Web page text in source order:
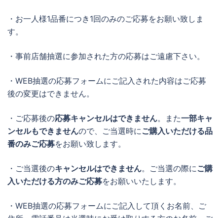
・お一人様1品番につき1回のみのご応募をお願い致しま
す。
・事前店舗抽選に参加された方の応募はご遠慮下さい。
・WEB抽選の応募フォームにご記入された内容はご応募
後の変更はできません。
・ご応募後の応募キャンセルはできません。また一部キャ
ンセルもできませんので、ご当選時にご購入いただける品
番のみご応募をお願い致します。
・ご当選後のキャンセルはできません。ご当選の際にご購
入いただける方のみご応募をお願いいたします。
・WEB抽選の応募フォームにご記入して頂くお名前、ご